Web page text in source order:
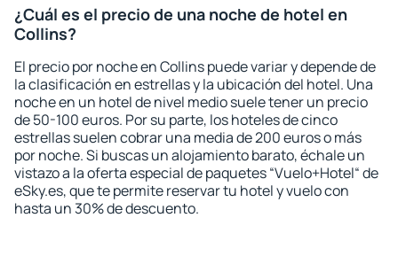
¿Cuál es el precio de una noche de hotel en
Collins?
El precio por noche en Collins puede variar y depende de
la clasificación en estrellas y la ubicación del hotel. Una
noche en un hotel de nivel medio suele tener un precio
de 50-100 euros. Por su parte, los hoteles de cinco
estrellas suelen cobrar una media de 200 euros o más
por noche. Si buscas un alojamiento barato, échale un
vistazo a la oferta especial de paquetes “Vuelo+Hotel“ de
eSky.es, que te permite reservar tu hotel y vuelo con
hasta un 30% de descuento.